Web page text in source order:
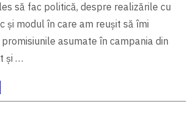
să fac politică, despre realizările cu
și modul în care am reușit să îmi
asumate în campania din
și …